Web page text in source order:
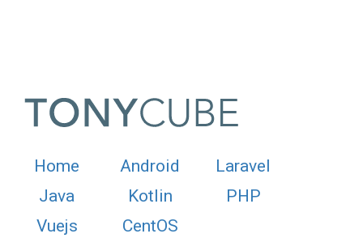
Home Android
Laravel
Java
Kotlin
PHP
Vuejs
CentOS